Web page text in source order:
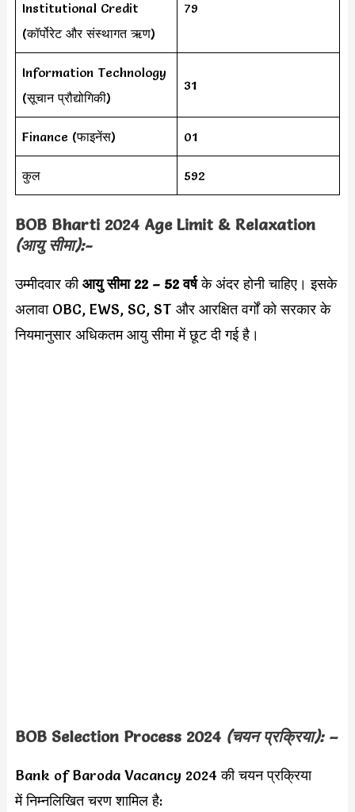
Institutional Credit
(कॉर्पोरेट और संस्थागत ऋण)
79
Information Technology
(सूचान प्रौद्योगिकी)
31
Finance (फाइनेंस) 01
कुल 592
BOB Bharti 2024 Age Limit & Relaxation
(आयु सीमा):-
उम्मीदवार कीआयु सीमा 22 – 52 वर्षके अंदर होनी चाहिए। इसके
अलावा OBC, EWS, SC, ST और आरक्षित वर्गों को सरकार के
नियमानुसार अधिकतम आयु सीमा में छूट दी गई है।
BOB Selection Process 2024 (चयन प्रक्रिया): –
Bank of Baroda Vacancy 2024 की चयन प्रक्रिया
में निम्नलिखित चरण शामिल है: